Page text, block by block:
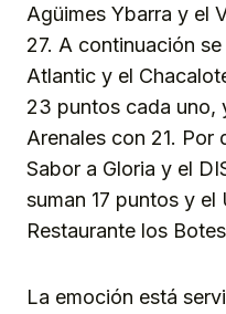
Agüimes Ybarra y el
27. A continuación
Atlantic y el
23 puntos cada uno,
Arenales con 21. Por
Sabor a Gloria y el
suman 17 puntos y el
Restaurante los
La emoción está